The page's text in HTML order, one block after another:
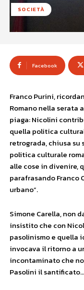
SOCIETÀ
Facebook
Franco Purini,
Romano nella serata
piaga: Nicolini
quella politica
retrograda, chiusa su
politica culturale
alle cose in divenire,
parafrasando Franco
urbano”.
Simone Carella, non
insistito che con
pasolinismo e quella
invocava il ritorno a
incontaminato che
Pasolini il santificato…